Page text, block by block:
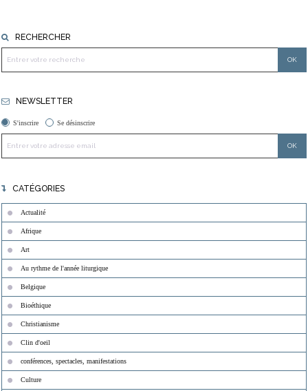
RECHERCHER
NEWSLETTER
S'inscrire Se désinscrire
CATÉGORIES
Actualité
Afrique
Art
Au rythme de l'année liturgique
Belgique
Bioéthique
Christianisme
Clin d'oeil
conférences, spectacles, manifestations
Culture